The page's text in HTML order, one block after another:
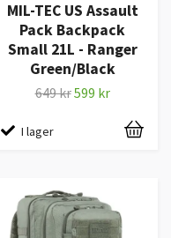
MIL-TEC US Assault
Pack Backpack
Small 21L - Ranger
Green/Black
649 kr599 kr
I lager